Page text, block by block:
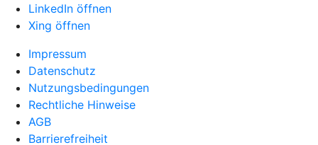
LinkedIn öffnen
Xing öffnen
Impressum
Datenschutz
Nutzungsbedingungen
Rechtliche Hinweise
AGB
Barrierefreiheit